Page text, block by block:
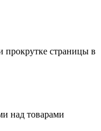
прокрутке страницы в
над товарами